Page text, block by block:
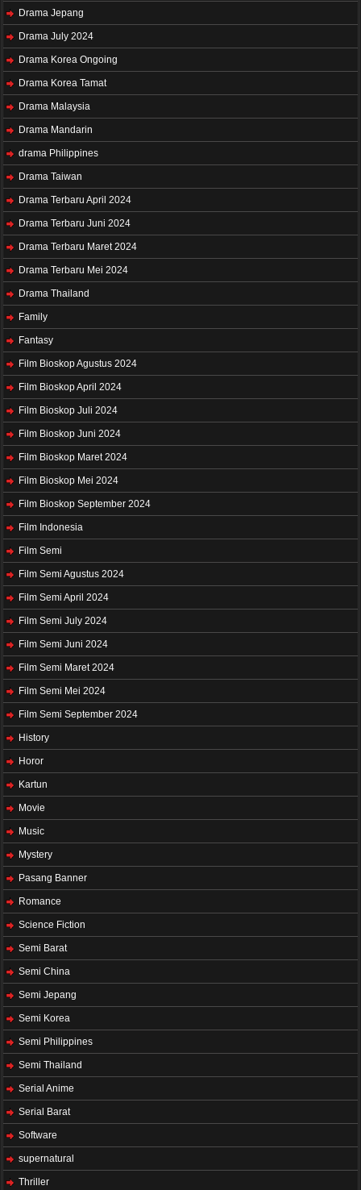
Drama Jepang
Drama July 2024
Drama Korea Ongoing
Drama Korea Tamat
Drama Malaysia
Drama Mandarin
drama Philippines
Drama Taiwan
Drama Terbaru April 2024
Drama Terbaru Juni 2024
Drama Terbaru Maret 2024
Drama Terbaru Mei 2024
Drama Thailand
Family
Fantasy
Film Bioskop Agustus 2024
Film Bioskop April 2024
Film Bioskop Juli 2024
Film Bioskop Juni 2024
Film Bioskop Maret 2024
Film Bioskop Mei 2024
Film Bioskop September 2024
Film Indonesia
Film Semi
Film Semi Agustus 2024
Film Semi April 2024
Film Semi July 2024
Film Semi Juni 2024
Film Semi Maret 2024
Film Semi Mei 2024
Film Semi September 2024
History
Horor
Kartun
Movie
Music
Mystery
Pasang Banner
Romance
Science Fiction
Semi Barat
Semi China
Semi Jepang
Semi Korea
Semi Philippines
Semi Thailand
Serial Anime
Serial Barat
Software
supernatural
Thriller